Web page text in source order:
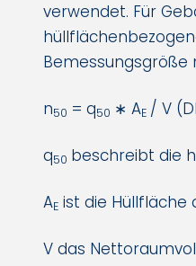
verwendet. Für
Bemessungsgröße
n50 = q50 ∗ AE / V
q50 beschreibt die
AE ist die Hüllfläche
V das